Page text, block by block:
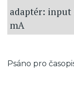
adaptér: input
mA
Psáno pro